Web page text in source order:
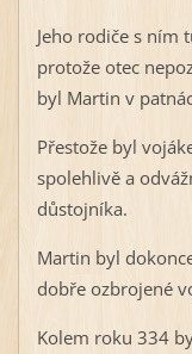
Jeho rodiče s ním
protože otec
byl Martin v
Přestože byl
spolehlivě a
důstojníka.
Martin byl
dobře ozbrojené
Kolem roku 334